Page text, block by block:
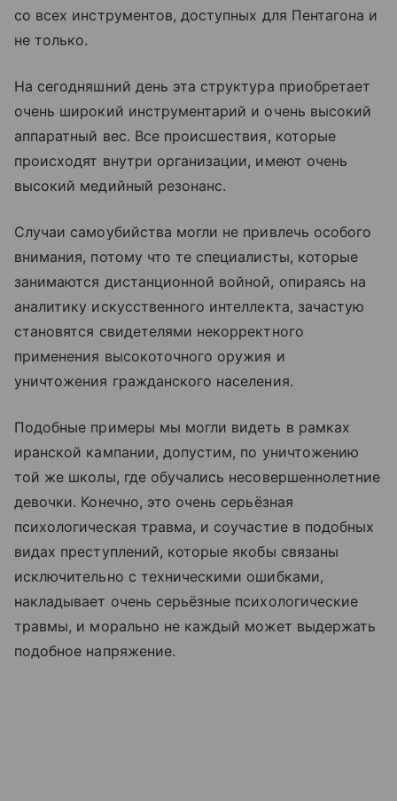
со всех инструментов, доступных для Пентагона и
не только.
На сегодняшний день эта структура приобретает
очень широкий инструментарий и очень высокий
аппаратный вес. Все происшествия, которые
происходят внутри организации, имеют очень
высокий медийный резонанс.
Случаи самоубийства могли не привлечь особого
внимания, потому что те специалисты, которые
занимаются дистанционной войной, опираясь на
аналитику искусственного интеллекта, зачастую
становятся свидетелями некорректного
применения высокоточного оружия и
уничтожения гражданского населения.
Подобные примеры мы могли видеть в рамках
иранской кампании, допустим, по уничтожению
той же школы, где обучались несовершеннолетние
девочки. Конечно, это очень серьёзная
психологическая травма, и соучастие в подобных
видах преступлений, которые якобы связаны
исключительно с техническими ошибками,
накладывает очень серьёзные психологические
травмы, и морально не каждый может выдержать
подобное напряжение.